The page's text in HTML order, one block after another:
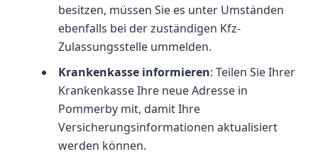
besitzen, müssen Sie es unter Umständen
ebenfalls bei der zuständigen Kfz-
Zulassungsstelle ummelden.
Krankenkasse informieren: Teilen Sie Ihrer
Krankenkasse Ihre neue Adresse in
Pommerby mit, damit Ihre
Versicherungsinformationen aktualisiert
werden können.